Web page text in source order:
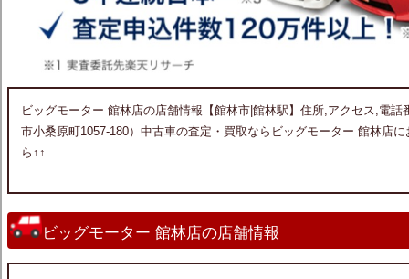
ビッグモーター 館林店の店舗情報【館林市|館林駅】住所,アクセス,電話
市小桑原町1057-180）中古車の査定・買取ならビッグモーター 館林店
ら↑↑
ビッグモーター 館林店の店舗情報